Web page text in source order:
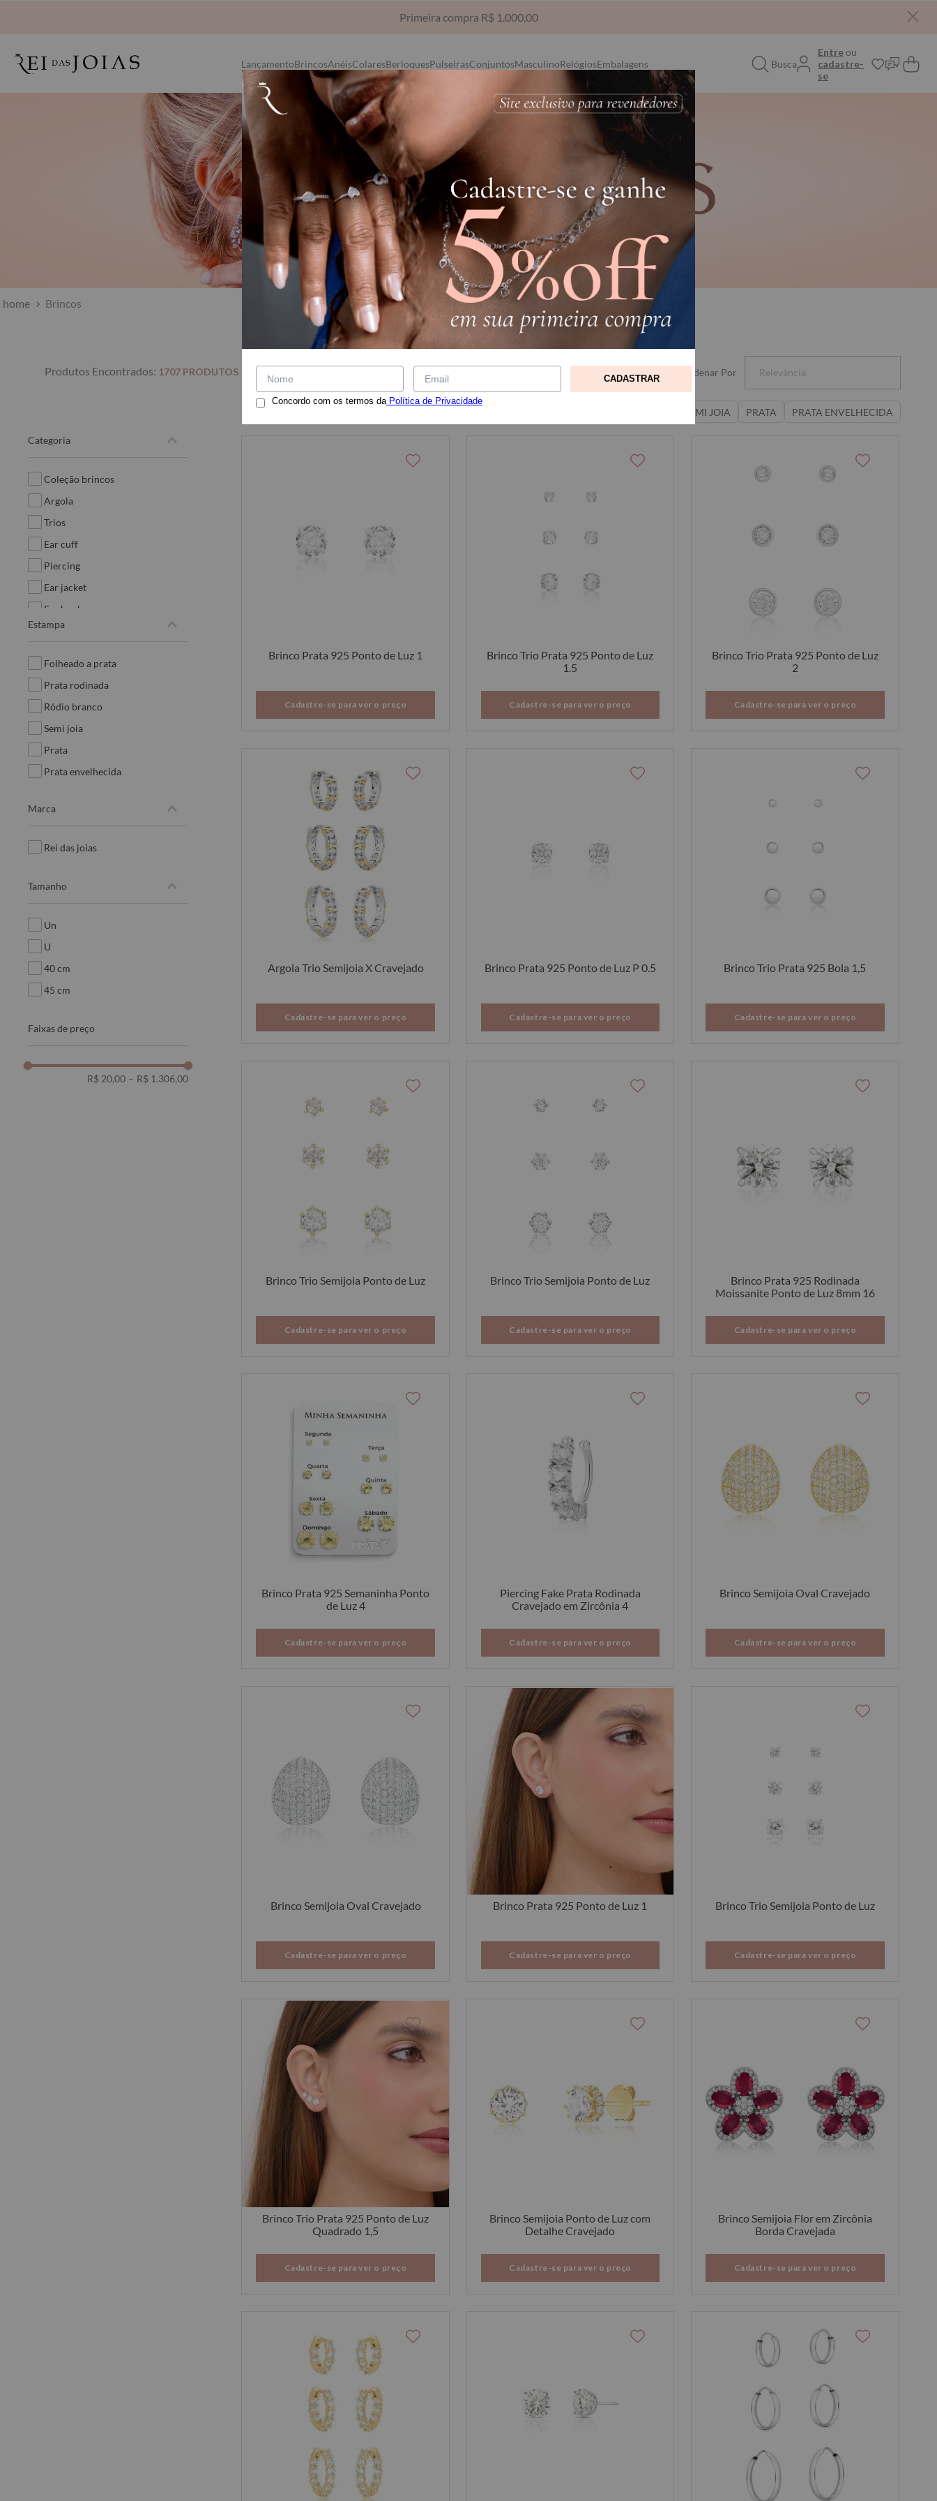
Frete Grátis via Sedex para compras acima de R$ 1.500,00
LançamentoBrincosAnéisColaresBerloquesPulseirasConjuntosMasculinoRelógiosEmbalagens Busca
Entreou
cadastre-
se
Brincos
categoria
coleção brincos
argola
trios
ear cuff
piercing
ear jacket
ear hook
semaninha
estampa
folheado a prata
prata rodinada
ródio branco
semi joia
prata
prata envelhecida
marca
rei das joias
tamanho
un
u
40 cm
45 cm
faixas de preço
R$ 20,00 – R$ 1.306,00
1707 PRODUTOS Ordenar Por Relevância
SEMI JOIA PRATA PRATA ENVELHECIDA
Brinco Prata 925 Ponto de Luz 1
Cadastre-se para ver o preço
Brinco Trio Prata 925 Ponto de Luz
1.5
Cadastre-se para ver o preço
Brinco Trio Prata 925 Ponto de Luz
2
Cadastre-se para ver o preço
Argola Trio Semijoia X Cravejado
Cadastre-se para ver o preço
Brinco Prata 925 Ponto de Luz P 0.5
Cadastre-se para ver o preço
Brinco Trio Prata 925 Bola 1,5
Cadastre-se para ver o preço
Brinco Trio Semijoia Ponto de Luz
Cadastre-se para ver o preço
Brinco Trio Semijoia Ponto de Luz
Cadastre-se para ver o preço
Brinco Prata 925 Rodinada
Moissanite Ponto de Luz 8mm 16
Cadastre-se para ver o preço
Brinco Prata 925 Semaninha Ponto
de Luz 4
Cadastre-se para ver o preço
Piercing Fake Prata Rodinada
Cravejado em Zircônia 4
Cadastre-se para ver o preço
Brinco Semijoia Oval Cravejado
Cadastre-se para ver o preço
Brinco Semijoia Oval Cravejado
Cadastre-se para ver o preço
Brinco Prata 925 Ponto de Luz 1
Cadastre-se para ver o preço
Brinco Trio Semijoia Ponto de Luz
Cadastre-se para ver o preço
Brinco Trio Prata 925 Ponto de Luz
Quadrado 1,5
Cadastre-se para ver o preço
Brinco Semijoia Ponto de Luz com
Detalhe Cravejado
Cadastre-se para ver o preço
Brinco Semijoia Flor em Zircônia
Borda Cravejada
Cadastre-se para ver o preço
CADASTRAR
Concordo com os termos daPolítica de Privacidade